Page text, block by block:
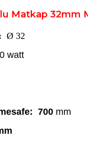
Matkap 32mm
Ø 32
0 watt
700 mm